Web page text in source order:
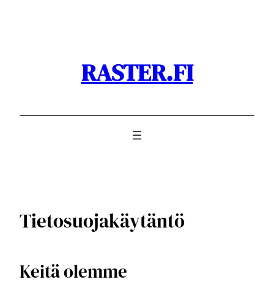
RASTER.FI
Tietosuojakäytäntö
Keitä olemme